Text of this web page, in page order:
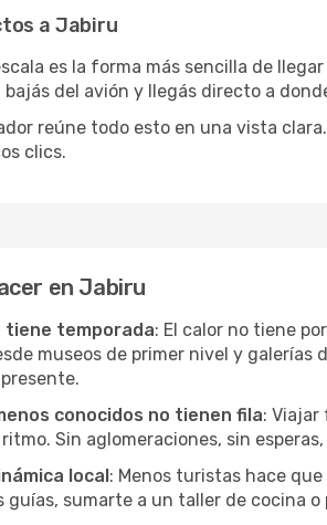
a Jabiru
es la forma más sencilla de
bajás del avión y llegás directo a
reúne todo esto en una vista
clics.
en Jabiru
tiene temporada: El calor no tiene
museos de primer nivel y
conocidos no tienen fila: Viajar
Sin aglomeraciones, sin
local: Menos turistas hace
guías, sumarte a un taller de cocina